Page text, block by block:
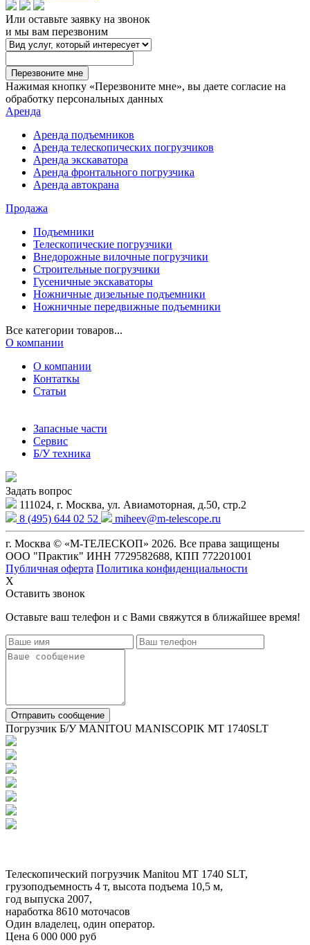
Или оставьте заявку на звонок
и мы вам перезвоним
Перезвоните мне
Нажимая кнопку «Перезвоните мне», вы даете согласие на
обработку персональных данных
Аренда
Аренда подъемников
Аренда телескопических погрузчиков
Аренда экскаватора
Аренда фронтального погрузчика
Аренда автокрана
Продажа
Подъемники
Телескопические погрузчики
Внедорожные вилочные погрузчики
Строительные погрузчики
Гусеничные экскаваторы
Ножничные дизельные подъемники
Ножничные передвижные подъемники
Все категории товаров...
О компании
О компании
Контаткы
Статьи
Запасные части
Сервис
Б/У техника
Задать вопрос
111024, г. Москва, ул. Авиамоторная, д.50, стр.2
8 (495) 644 02 52
miheev@m-telescope.ru
г. Москва © «М-ТЕЛЕСКОП» 2026. Все права защищены
ООО "Практик" ИНН 7729582688, КПП 772201001
Публичная оферта Политика конфиденциальности
X
Оставить звонок
Оставьте ваш телефон и с Вами свяжутся в ближайшее время!
Отправить сообщение
Погрузчик Б/У MANITOU MANISCOPIK MT 1740SLT
Телескопический погрузчик Manitou MT 1740 SLT,
грузоподъемность 4 т, высота подъема 10,5 м,
год выпуска 2007,
наработка 8610 моточасов
Один владелец, один оператор.
Цена 6 000 000 руб